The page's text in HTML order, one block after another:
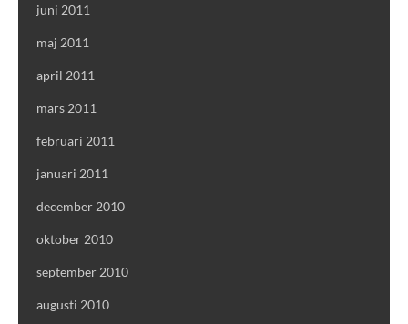
juni 2011
maj 2011
april 2011
mars 2011
februari 2011
januari 2011
december 2010
oktober 2010
september 2010
augusti 2010